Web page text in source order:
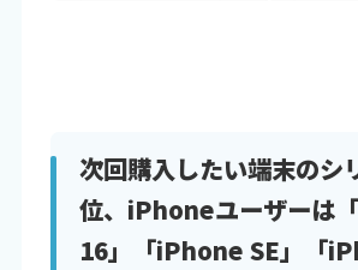
次回購入したい端末のシ
位、iPhoneユーザーは
16」「iPhone SE」「